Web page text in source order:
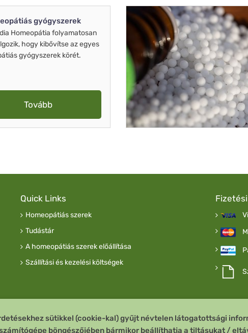
gyógyszerek
Homeopátia folyamatosan
hogy kibővítse az egyes
gyógyszerek körét.
Tovább
Quick Links
Homeopátiás szerek
Tudástár
A homeopátiás szerek előállítása
Szállítási és kezelési költségek
sütikkel (cookie-kal) gyűjt névtelen látogatottsági
böngészőjében bármikor beállíthatja a tiltásukat /